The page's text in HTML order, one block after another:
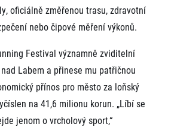
2026 RunCzech s.r.o.
oficiálně změřenou trasu, zdravotní
nebo čipové měření výkonů.
Festival významně zviditelní
Labem a přinese mu patřičnou
přínos pro město za loňský
na 41,6 milionu korun. „Líbí se
jenom o vrcholový sport,“